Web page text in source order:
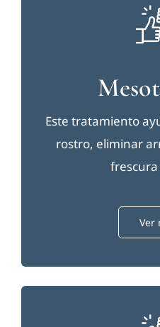
Este tratamiento
rostro, eliminar
frescura
Ver